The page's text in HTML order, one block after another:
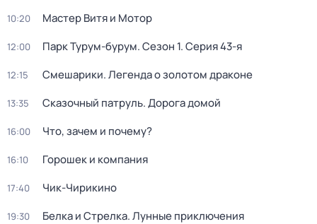
10:20 Мастер Витя и Мотор
12:00 Парк Турум-бурум. Сезон 1. Серия 43-я
12:15 Смешарики. Легенда о золотом драконе
13:35 Сказочный патруль. Дорога домой
16:00 Что, зачем и почему?
16:10 Горошек и компания
17:40 Чик-Чирикино
19:30 Белка и Стрелка. Лунные приключения